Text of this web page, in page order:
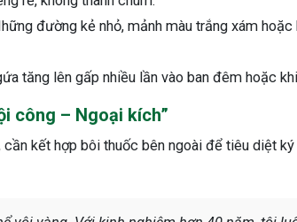
đường kẻ nhỏ, mảnh màu trắng xám
tăng lên gấp nhiều lần vào ban đêm hoặc
công – Ngoại kích”
kết hợp bôi thuốc bên ngoài để tiêu diệt